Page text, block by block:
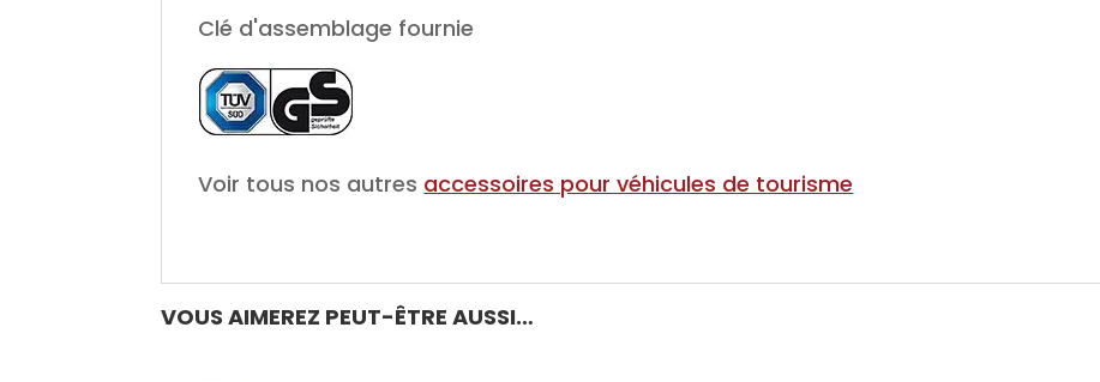
Clé d'assemblage fournie
Voir tous nos autres accessoires pour véhicules de tourisme
VOUS AIMEREZ PEUT-ÊTRE AUSSI…